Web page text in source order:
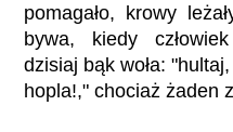
pomagało, krowy
bywa, kiedy
dzisiaj bąk woła:
hopla!," chociaż żaden